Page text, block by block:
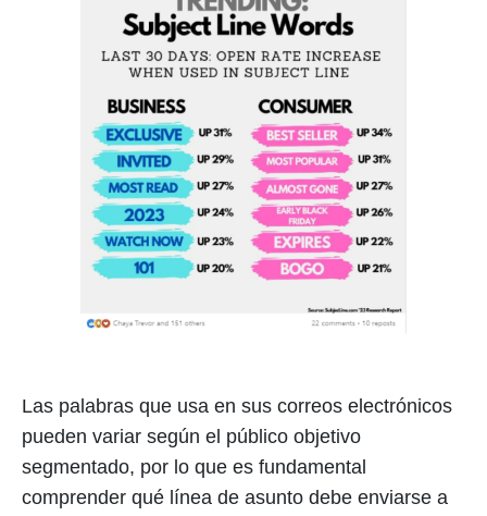
Las palabras que usa en sus correos electrónicos
pueden variar según el público objetivo
segmentado, por lo que es fundamental
comprender qué línea de asunto debe enviarse a